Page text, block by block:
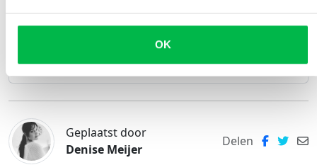
OK
Glaskleur en filtercategorie
Tips om het zicht in de auto te verbeteren
Geplaatst door
Denise Meijer
Delen